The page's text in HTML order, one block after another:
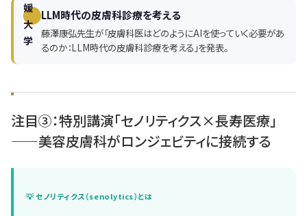
媛
大
学
LLM時代の皮膚科診療を考える
藤澤康弘先生が「皮膚科医はどのようにAIを使っていく必要があ
るのか：LLM時代の皮膚科診療を考える」を発表。
注目③：特別講演「セノリティクス×長寿医療」
——美容皮膚科がロンジェビティに接続する
💡 セノリティクス（senolytics）とは